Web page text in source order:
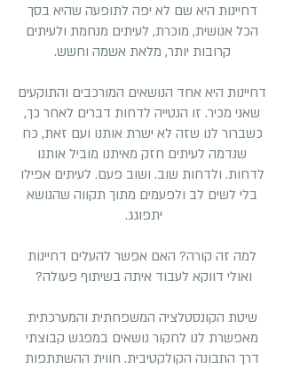
דחיינות היא שם לא יפה לתופעה שהיא בסך
הכל אנושית, מוכרת, לעיתים מנחמת ולעיתים
קרובות יותר, מלאת אשמה וחשש.
דחיינות היא אחד הנושאים המורכבים והתוקעים
שאני מכיר. זו הנטייה לדחות דברים לאחר כך,
כשברור לנו שזה לא ישרת אותנו ועם זאת, כח
שנדמה לעיתים חזק מאיתנו מוביל אותנו
לדחות. ולדחות שוב. ושוב פעם. לעיתים אפילו
בלי לשים לב ולפעמים מתוך תקווה שהנושא
יתפוגג.
למה זה קורה? האם אפשר להעלים דחיינות
ואולי דווקא לעבוד איתה בשיתוף פעולה?
שיטת הקונסטלציה המשפחתית והמערכתית
מאפשרת לנו לחקור נושאים במפגש קבוצתי
דרך התבונה הקולקטיבית. חווית ההשתתפות